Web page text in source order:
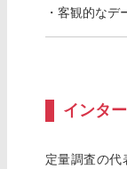
・客観的なデ
インタ
定量調査の代